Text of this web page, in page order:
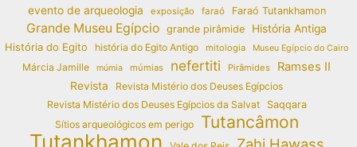
evento de arqueologia exposição faraó Faraó Tutankhamon
Grande Museu Egípcio grande pirâmide
História Antiga
História do Egito
história do Egito Antigo mitologia Museu Egípcio do Cairo
Márcia Jamille múmia múmias nefertiti Pirâmides Ramses II
Revista
Revista Mistério dos Deuses Egípcios
Revista Mistério dos Deuses Egípcios da Salvat
Saqqara
Sítios arqueológicos em perigo
Tutancâmon
Tutankhamon